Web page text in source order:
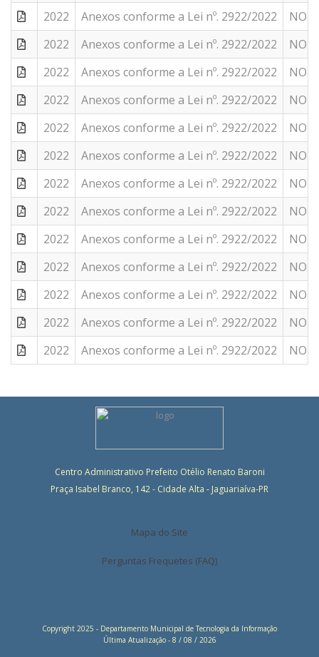
2022
Anexos conforme a Lei nº. 2922/2022
2022
Anexos conforme a Lei nº. 2922/2022
2022
Anexos conforme a Lei nº. 2922/2022
2022
Anexos conforme a Lei nº. 2922/2022
2022
Anexos conforme a Lei nº. 2922/2022
2022
Anexos conforme a Lei nº. 2922/2022
2022
Anexos conforme a Lei nº. 2922/2022
2022
Anexos conforme a Lei nº. 2922/2022
2022
Anexos conforme a Lei nº. 2922/2022
2022
Anexos conforme a Lei nº. 2922/2022
2022
Anexos conforme a Lei nº. 2922/2022
2022
Anexos conforme a Lei nº. 2922/2022
2022
Anexos conforme a Lei nº. 2922/2022
Centro Administrativo Prefeito Otélio Renato Baroni
Praça Isabel Branco, 142 - Cidade Alta - Jaguariaíva-PR
Mapa do Site
Perguntas Frequetes (FAQ)
Copyright 2025 - Departamento Municipal de Tecnologia da Informação
Última Atualização - 8 / 08 / 2026